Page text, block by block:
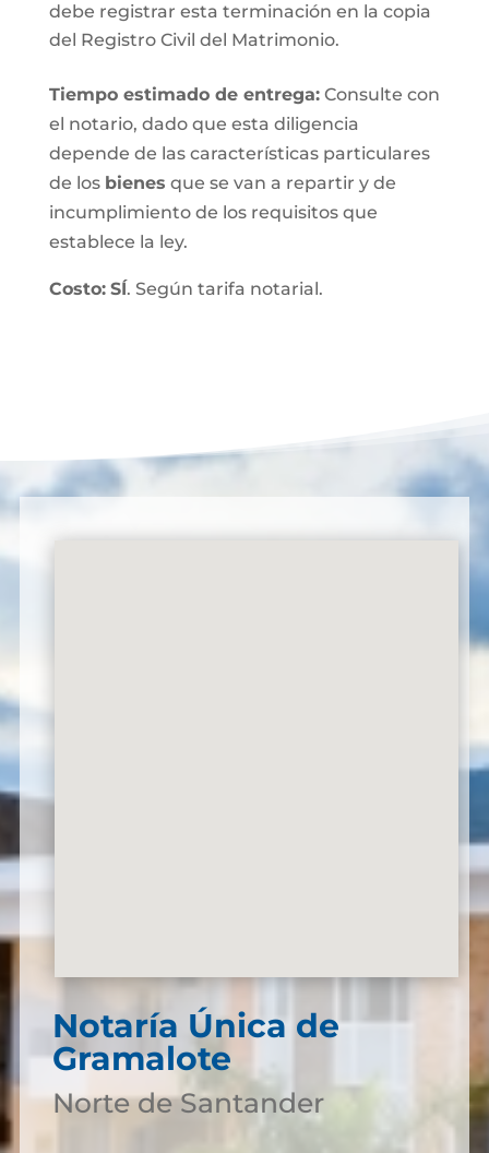
debe registrar esta terminación en la copia
del Registro Civil del Matrimonio.
Tiempo estimado de entrega:Consulte con
el notario, dado que esta diligencia
depende de las características particulares
de los bienes que se van a repartir y de
incumplimiento de los requisitos que
establece la ley.
Costo: SÍ. Según tarifa notarial.
Notaría Única de
Gramalote
Norte de Santander